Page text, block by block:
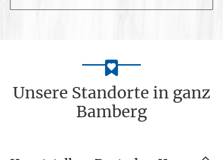
Unsere Standorte in ganz
Bamberg